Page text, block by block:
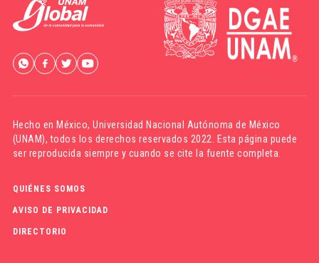
Hecho en México,Universidad Nacional Autónoma de México
(UNAM), todos los derechos reservados 2022. Esta página puede
ser reproducida siempre y cuando se cite la fuente completa.
QUIÉNES SOMOS
AVISO DE PRIVACIDAD
DIRECTORIO